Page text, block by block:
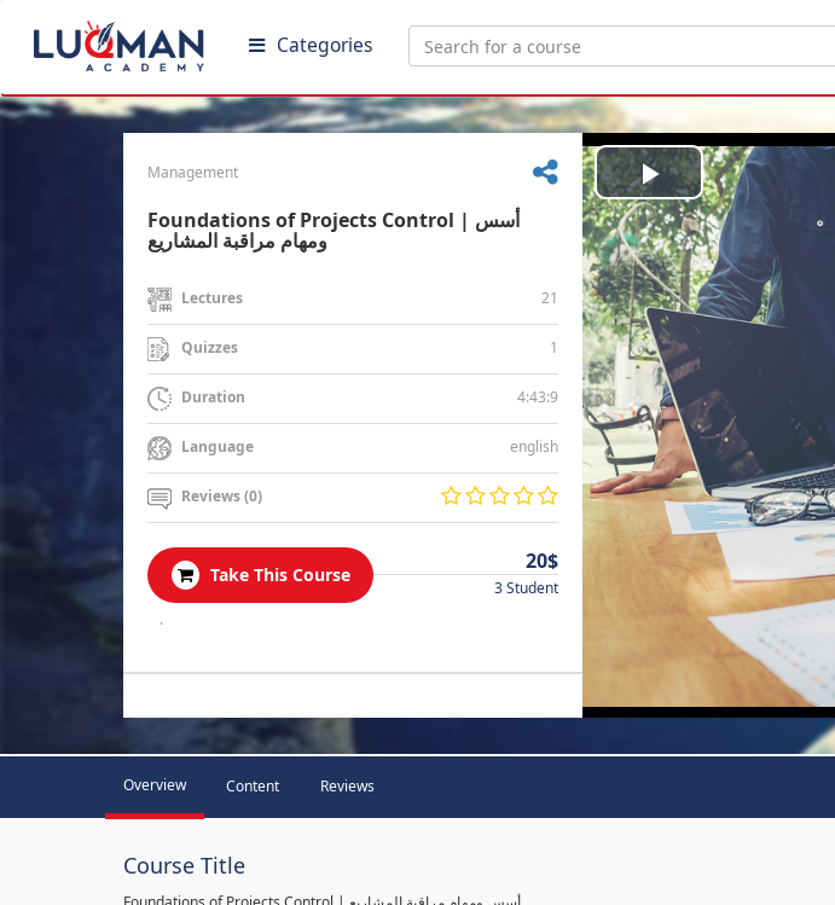
Categories
Management
Foundations of Projects Control | أسس
ومهام مراقبة المشاريع
Lectures 21
Quizzes 1
Duration 4:43:9
Language english
Reviews (0)
Take This Course
20$
3 Student
.
Play
Video
Overview Content Reviews
Course Title